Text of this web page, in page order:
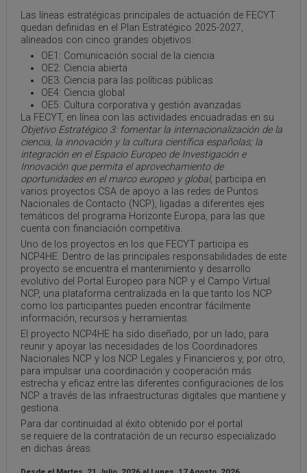
Las líneas estratégicas principales de actuación de FECYT
quedan definidas en el Plan Estratégico 2025-2027,
alineados con cinco grandes objetivos:
OE1: Comunicación social de la ciencia
OE2: Ciencia abierta
OE3: Ciencia para las políticas públicas
OE4: Ciencia global
OE5: Cultura corporativa y gestión avanzadas
La FECYT, en línea con las actividades encuadradas en su
Objetivo Estratégico 3: fomentar la internacionalización de la
ciencia, la innovación y la cultura científica españolas; la
integración en el Espacio Europeo de Investigación e
Innovación que permita el aprovechamiento de
oportunidades en el marco europeo y global, participa en
varios proyectos CSA de apoyo a las redes de Puntos
Nacionales de Contacto (NCP), ligadas a diferentes ejes
temáticos del programa Horizonte Europa, para las que
cuenta con financiación competitiva.
Uno de los proyectos en los que FECYT participa es
NCP4HE. Dentro de las principales responsabilidades de este
proyecto se encuentra el mantenimiento y desarrollo
evolutivo del Portal Europeo para NCP y el Campo Virtual
NCP, una plataforma centralizada en la que tanto los NCP
como los participantes pueden encontrar fácilmente
información, recursos y herramientas.
El proyecto NCP4HE ha sido diseñado, por un lado, para
reunir y apoyar las necesidades de los Coordinadores
Nacionales NCP y los NCP Legales y Financieros y, por otro,
para impulsar una coordinación y cooperación más
estrecha y eficaz entre las diferentes configuraciones de los
NCP a través de las infraestructuras digitales que mantiene y
gestiona.
Para dar continuidad al éxito obtenido por el portal
se requiere de la contratación de un recurso especializado
en dichas áreas.